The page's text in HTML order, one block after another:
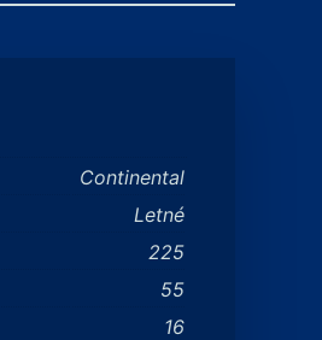
Continental
Letné
225
55
16